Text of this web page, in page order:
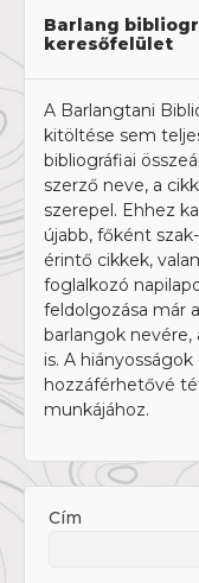
Barlang
keresőfelület
A Barlangtani
kitöltése sem
bibliográfiai
szerző neve, a
szerepel. Ehhez
újabb, főként
érintő cikkek,
foglalkozó
feldolgozása már
barlangok nevére,
is. A
hozzáférhetővé
munkájához.
Cím